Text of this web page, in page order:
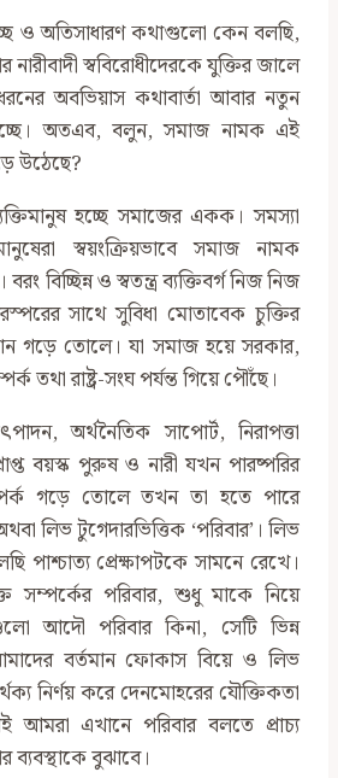
ও অতিসাধারণ কথাগুলো কেন বলছি,
স্ববিরোধীদেরকে যুক্তির জালে
অবভিয়াস কথাবার্তা আবার নতুন
অতএব, বলুন, সমাজ নামক এই
উঠেছে?
হচ্ছে সমাজের একক। সমস্যা
স্বয়ংক্রিয়ভাবে সমাজ নামক
বিচ্ছিন্ন ও স্বতন্ত্র ব্যক্তিবর্গ নিজ নিজ
সাথে সুবিধা মোতাবেক চুক্তির
গড়ে তোলে। যা সমাজ হয়ে সরকার,
তথা রাষ্ট্র-সংঘ পর্যন্ত গিয়ে পৌঁছে।
অর্থনৈতিক সাপোর্ট, নিরাপত্তা
বয়স্ক পুরুষ ও নারী যখন পারষ্পরির
গড়ে তোলে তখন তা হতে পারে
লিভ টুগেদারভিত্তিক ‘পরিবার’। লিভ
পাশ্চাত্য প্রেক্ষাপটকে সামনে রেখে।
সম্পর্কের পরিবার, শুধু মাকে নিয়ে
আদৌ পরিবার কিনা, সেটি ভিন্ন
বর্তমান ফোকাস বিয়ে ও লিভ
নির্ণয় করে দেনমোহরের যৌক্তিকতা
আমরা এখানে পরিবার বলতে প্রাচ্য
বুঝাবে।